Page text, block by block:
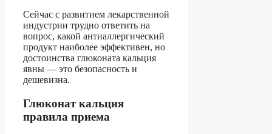
Сейчас с развитием лекарственной
индустрии трудно ответить на
вопрос, какой антиаллергический
продукт наиболее эффективен, но
достоинства глюконата кальция
явны — это безопасность и
дешевизна.
Глюконат кальция
правила приема